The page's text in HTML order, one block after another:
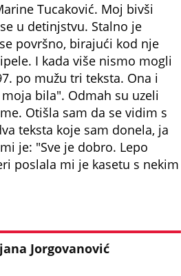
Tucaković. Moj bivši
u detinjstvu. Stalno je
površno, birajući kod nje
I kada više nismo mogli
po mužu tri teksta. Ona i
bila". Odmah su uzeli
Otišla sam da se vidim s
teksta koje sam donela, ja
je: "Sve je dobro. Lepo
poslala mi je kasetu s nekim
Jorgovanović